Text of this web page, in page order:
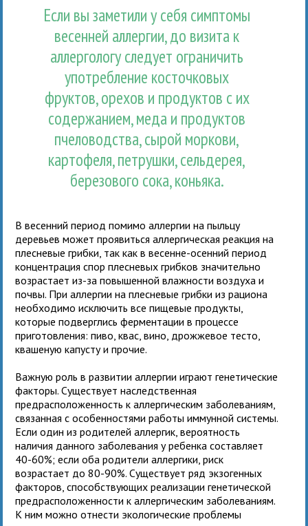
Если вы заметили у себя симптомы
весенней аллергии, до визита к
аллергологу следует ограничить
употребление косточковых
фруктов, орехов и продуктов с их
содержанием, меда и продуктов
пчеловодства, сырой моркови,
картофеля, петрушки, сельдерея,
березового сока, коньяка.
В весенний период помимо аллергии на пыльцу
деревьев может проявиться аллергическая реакция на
плесневые грибки, так как в весенне-осенний период
концентрация спор плесневых грибков значительно
возрастает из-за повышенной влажности воздуха и
почвы. При аллергии на плесневые грибки из рациона
необходимо исключить все пищевые продукты,
которые подверглись ферментации в процессе
приготовления: пиво, квас, вино, дрожжевое тесто,
квашеную капусту и прочие.
Важную роль в развитии аллергии играют генетические
факторы. Существует наследственная
предрасположенность к аллергическим заболеваниям,
связанная с особенностями работы иммунной системы.
Если один из родителей аллергик, вероятность
наличия данного заболевания у ребенка составляет
40-60%; если оба родители аллергики, риск
возрастает до 80-90%. Существует ряд экзогенных
факторов, способствующих реализации генетической
предрасположенности к аллергическим заболеваниям.
К ним можно отнести экологические проблемы